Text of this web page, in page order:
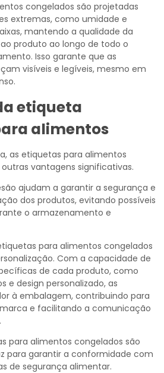
congelados são projetadas
extremas, como umidade e
mantendo a qualidade da
produto ao longo de todo o
Isso garante que as
visíveis e legíveis, mesmo em
etiqueta
alimentos
as etiquetas para alimentos
vantagens significativas.
ajudam a garantir a segurança e
dos produtos, evitando possíveis
o armazenamento e
para alimentos congelados
Com a capacidade de
de cada produto, como
e design personalizado, as
à embalagem, contribuindo para
e facilitando a comunicação
para alimentos congelados são
para garantir a conformidade com
de segurança alimentar.